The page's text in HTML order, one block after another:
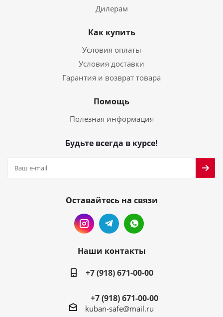
Дилерам
Как купить
Условия оплаты
Условия доставки
Гарантия и возврат товара
Помощь
Полезная информация
Будьте всегда в курсе!
Оставайтесь на связи
Наши контакты
+7 (918) 671-00-00
+7 (918) 671-00-00
kuban-safe@mail.ru